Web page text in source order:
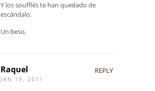
Y los soufflés te han quedado de
escándalo.
Un beso,
Raquel
JAN 19, 2011
REPLY